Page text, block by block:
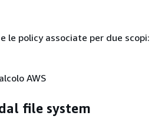
le policy associate per due scopi:
AWS
file system